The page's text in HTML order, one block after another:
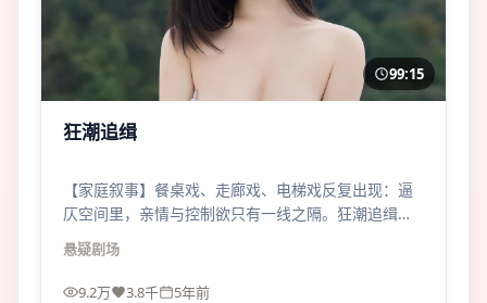
99:15
狂潮追缉
【家庭叙事】餐桌戏、走廊戏、电梯戏反复出现：逼
仄空间里，亲情与控制欲只有一线之隔。狂潮追缉的
压迫感来自“太近”。
悬疑剧场
9.2万 3.8千 5年前